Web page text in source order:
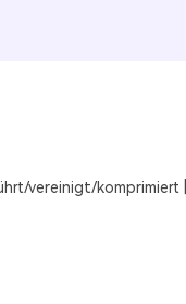
vereinigt/komprimiert